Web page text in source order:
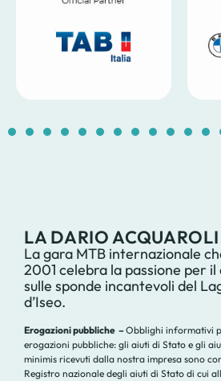
1 2 3 4 5 6 7
LA DARIO ACQUAROLI
La gara MTB internazionale
2001 celebra la passione per il
sulle sponde incantevoli del
d’Iseo.
Erogazioni pubbliche –Obblighi informativi
erogazioni pubbliche: gli aiuti di Stato e gli
minimis ricevuti dalla nostra impresa sono
Registro nazionale degli aiuti di Stato di cui